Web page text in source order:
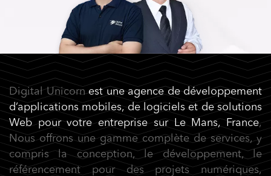
Digital Unicornest une agence de développement
d’applications mobiles, de logiciels et de solutions
Webpour votre entreprise sur Le Mans, France,
Nous offrons une gamme complète de services, y
compris la conception, le développement, le
référencement pour des projets numériques,